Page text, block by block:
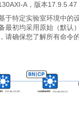
A，版本17.9.5.47
于特定实验室环境中的
最初均采用原始（默认
请确保您了解所有命令